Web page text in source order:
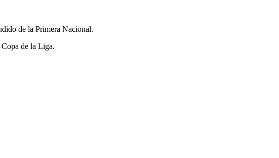
de la Primera Nacional.
de la Liga.